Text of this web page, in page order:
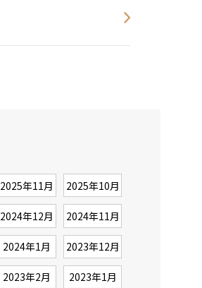
2025年11月 2025年10月
2024年12月 2024年11月
2024年1月 2023年12月
2023年2月 2023年1月